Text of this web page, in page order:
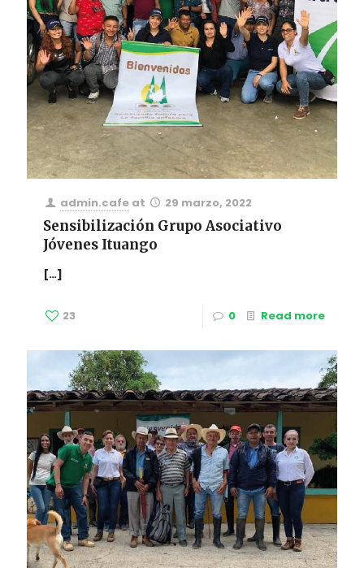
admin.cafe at 29 marzo, 2022
Sensibilización Grupo Asociativo
Jóvenes Ituango
[…]
23 0 Read more